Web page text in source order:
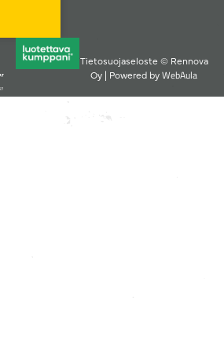
Tietosuojaseloste © Rennova
Oy | Powered byWebAula